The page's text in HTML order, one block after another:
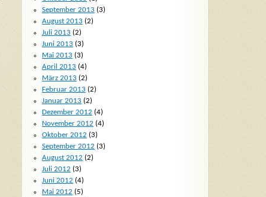
September 2013 (3)
August 2013 (2)
Juli 2013 (2)
Juni 2013 (3)
Mai 2013 (3)
April 2013 (4)
März 2013 (2)
Februar 2013 (2)
Januar 2013 (2)
Dezember 2012 (4)
November 2012 (4)
Oktober 2012 (3)
September 2012 (3)
August 2012 (2)
Juli 2012 (3)
Juni 2012 (4)
Mai 2012 (5)